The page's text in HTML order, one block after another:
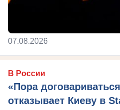
07.08.2026
В России
«Пора
отказывает Киеву в